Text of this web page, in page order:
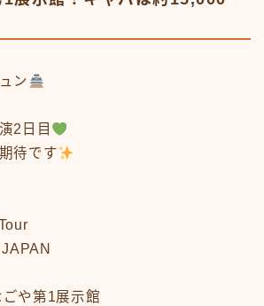
ン
2日目
待です
や第1展示館